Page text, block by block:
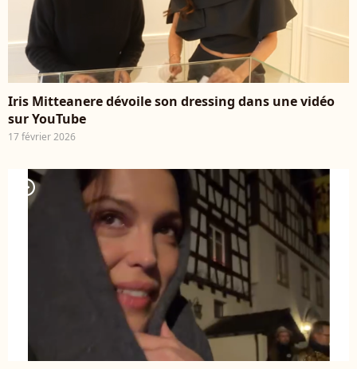
Iris Mitteanere dévoile son dressing dans une vidéo
sur YouTube
17 février 2026
player2